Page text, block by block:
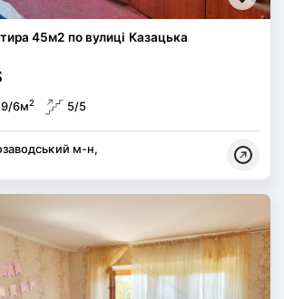
45м2 по вулиці Казацька
6м2 5/5
м-н,